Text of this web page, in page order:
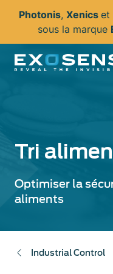
principal
Photonis, Xenics et
sous la marque
Tri
Optimiser la
aliments
Industrial Control